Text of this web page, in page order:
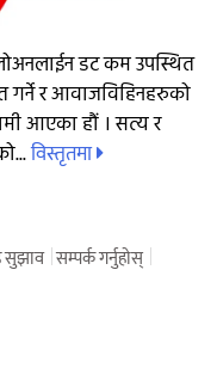
डट कम उपस्थित
र आवाजविहिनहरुको
आएका हौं । सत्य र
विस्तृतमा
सुझाव सम्पर्क गर्नुहोस्